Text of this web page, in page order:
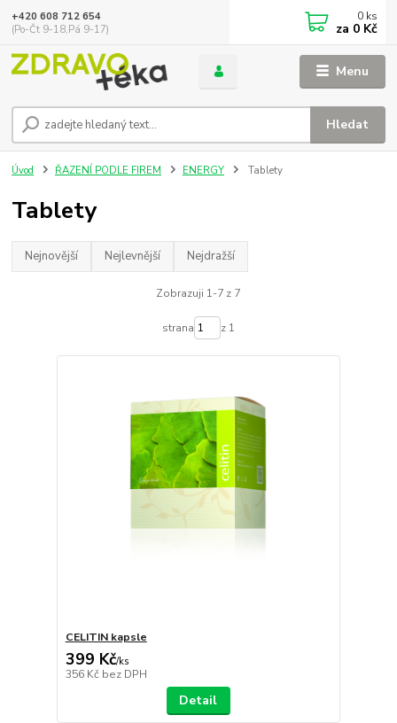
Menu
Hledat
+420 608 712 654
(Po-Čt 9-18,Pá 9-17)
0 ks
za 0 Kč
Úvod ŘAZENÍ PODLE FIREM ENERGY Tablety
Tablety
Nejnovější Nejlevnější Nejdražší
Zobrazuji 1-7 z 7
strana z 1
CELITIN kapsle
399 Kč/ks
356 Kč bez DPH
Detail